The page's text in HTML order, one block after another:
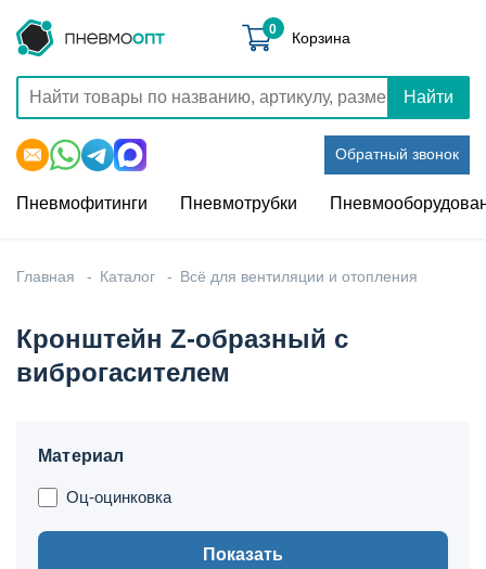
Найти
Обратный звонок
0 Корзина
Пневмофитинги Пневмотрубки
Главная Каталог Всё для вентиляции и отопления
Кронштейн Z-образный с
виброгасителем
Материал
Оц-оцинковка
Показать